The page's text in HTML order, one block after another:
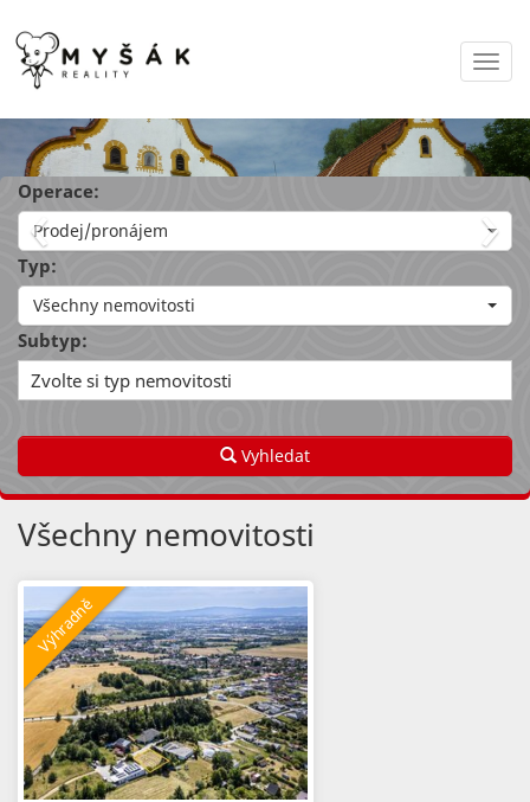
‹ ›
Operace:
Prodej/pronájem
Typ:
Všechny nemovitosti
Subtyp:
Zvolte si typ nemovitosti
Vyhledat
Všechny nemovitosti